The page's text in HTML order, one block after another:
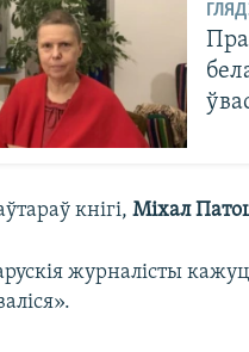
кнігі,Міхал
журналісты